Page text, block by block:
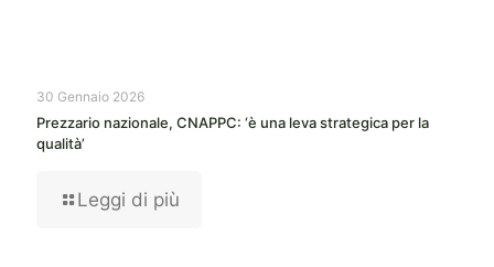
30 Gennaio 2026
Prezzario nazionale, CNAPPC: ‘è una leva strategica per la
qualità’
Leggi di più